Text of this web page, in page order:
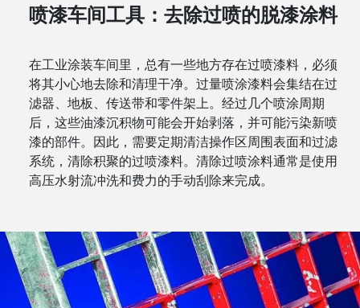
喷漆车间工具：去除过喷的脱漆涂料
在工业涂装车间里，总有一些地方存在过喷漆料，必须
将其小心地去除和清理干净。过量喷涂漆料会集结在过
滤器、地板、传送带和零件架上。经过几个喷涂周期
后，这些油漆沉积物可能会开始剥落，并可能污染新喷
漆的部件。因此，需要定期清洁操作区周围表面和过滤
系统，清除积聚的过喷漆料。清除过喷涂料通常是使用
高压水射流冲洗和费力的手动刮除来完成。